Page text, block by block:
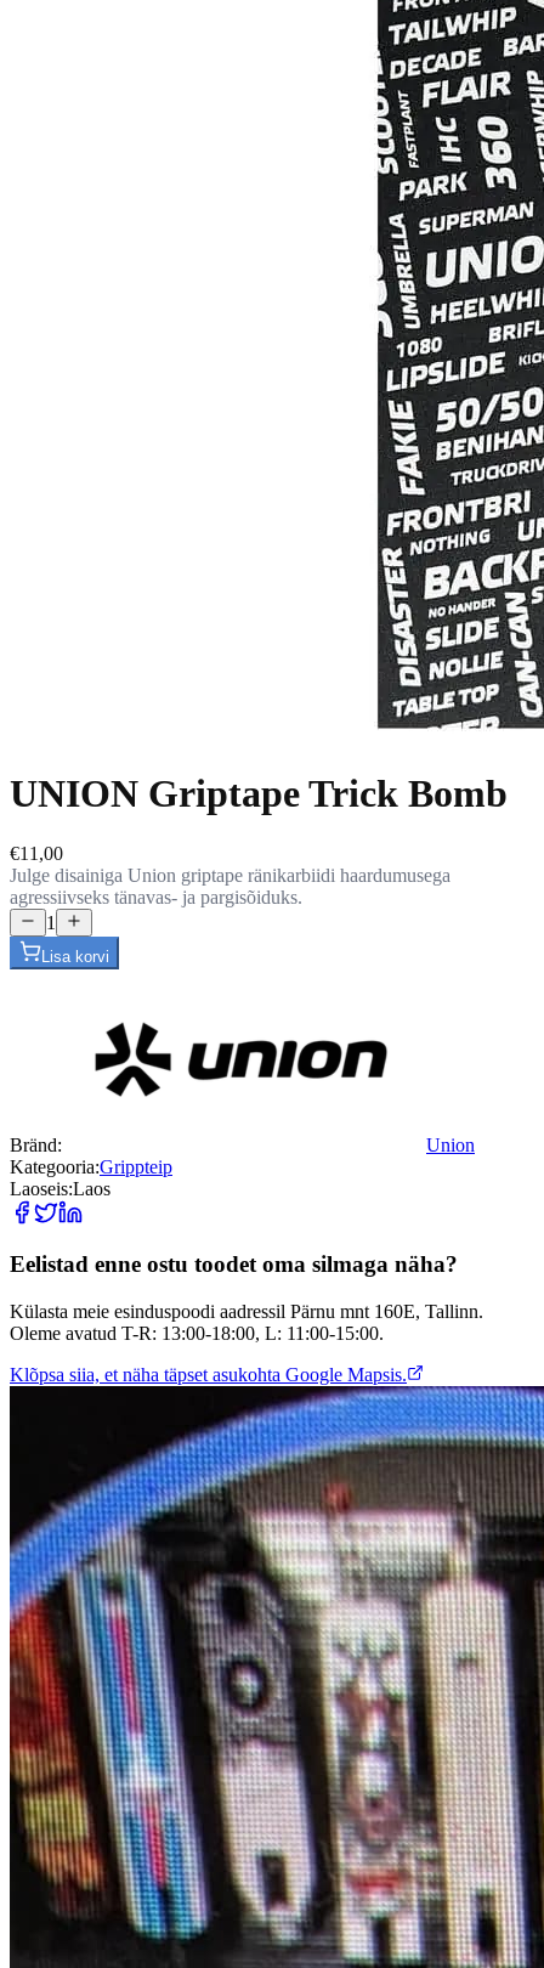
UNION Griptape Trick Bomb
€11,00
Julge disainiga Union griptape ränikarbiidi haardumusega
agressiivseks tänavas- ja pargisõiduks.
1
Lisa korvi
Bränd:
Union
Kategooria:Grippteip
Laoseis:Laos
Eelistad enne ostu toodet oma silmaga näha?
Külasta meie esinduspoodi aadressil Pärnu mnt 160E, Tallinn.
Oleme avatud T-R: 13:00-18:00, L: 11:00-15:00.
Klõpsa siia, et näha täpset asukohta Google Mapsis.